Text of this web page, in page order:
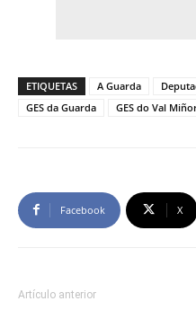
ETIQUETAS A Guarda
GES da Guarda
GES do Val
Facebook X
Artículo anterior